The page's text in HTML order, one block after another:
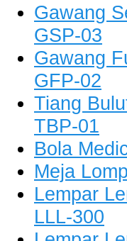
Gawang
GSP-03
Gawang
GFP-02
Tiang
TBP-01
Bola
Meja
Lempar
LLL-300